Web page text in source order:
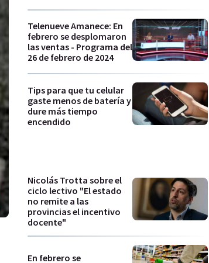
Telenueve Amanece: En
febrero se desplomaron
las ventas - Programa del
26 de febrero de 2024
Tips para que tu celular
gaste menos de batería y
dure más tiempo
encendido
Nicolás Trotta sobre el
ciclo lectivo "El estado
no remite a las
provincias el incentivo
docente"
En febrero se